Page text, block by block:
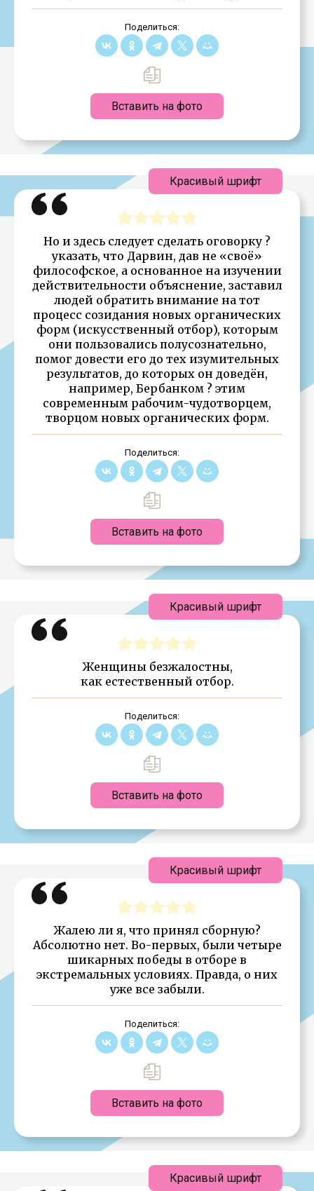
Поделиться:
Вставить на фото
Но и здесь следует сделать оговорку ?
указать, что Дарвин, дав не «своё»
философское, а основанное на изучении
действительности объяснение, заставил
людей обратить внимание на тот
процесс созидания новых органических
форм (искусственный отбор), которым
они пользовались полусознательно,
помог довести его до тех изумительных
результатов, до которых он доведён,
например, Бербанком ? этим
современным рабочим-чудотворцем,
творцом новых органических форм.
Поделиться:
Вставить на фото
Красивый шрифт
Женщины безжалостны,
как естественный отбор.
Поделиться:
Вставить на фото
Красивый шрифт
Жалею ли я, что принял сборную?
Абсолютно нет. Во-первых, были четыре
шикарных победы в отборе в
экстремальных условиях. Правда, о них
уже все забыли.
Поделиться:
Вставить на фото
Красивый шрифт
Красивый шрифт